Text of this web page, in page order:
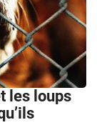
les loups